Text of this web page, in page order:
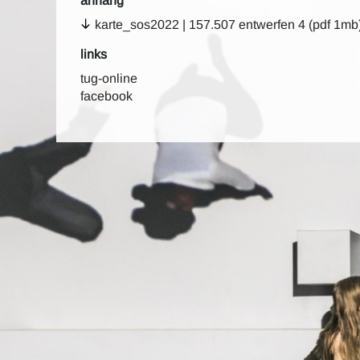
karte_sos2022 | 157.507 entwerfen 4 (pdf
links
tug-online
facebook